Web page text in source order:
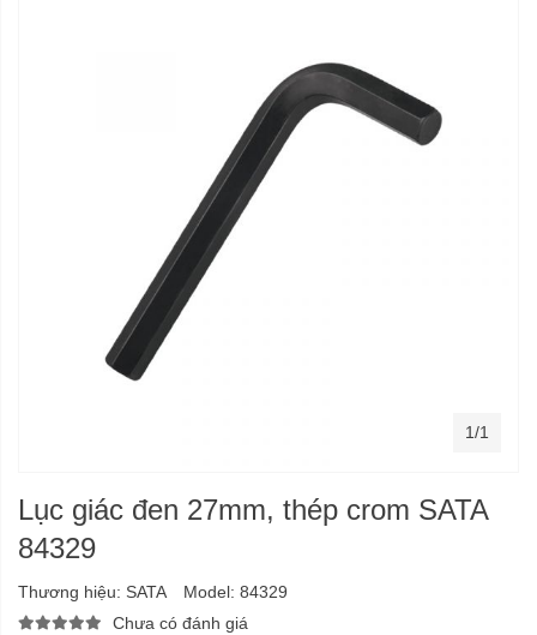
Lục giác đen 27mm, thép crom SATA
84329
Thương hiệu: SATA Model: 84329
Chưa có đánh giá
1/1